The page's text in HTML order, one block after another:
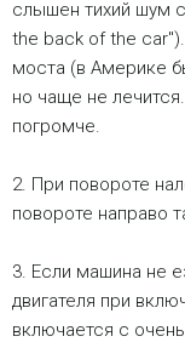
слышен тихий шум
the back of the
моста (в Америке
но чаще не
погромче.
2. При повороте
повороте направо
3. Если машина не
двигателя при
включается с